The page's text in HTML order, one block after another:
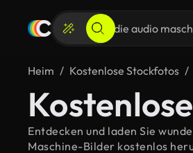
Heim Kostenlose Stockfotos
Entdecken und laden Sie
Maschine-Bilder kostenlos